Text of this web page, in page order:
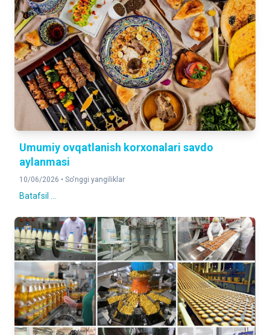
Umumiy ovqatlanish korxonalari savdo
aylanmasi
10/06/2026 • So'nggi yangiliklar
Batafsil ...